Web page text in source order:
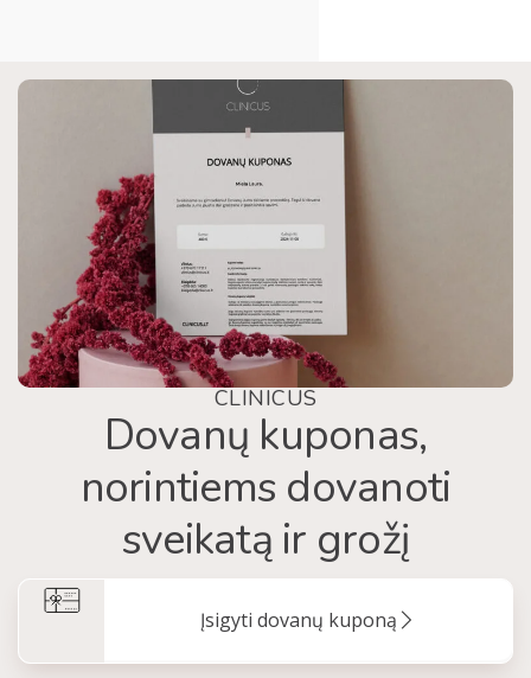
CLINICUS
Dovanų kuponas,
norintiems dovanoti
sveikatą ir grožį
Įsigyti dovanų kuponą